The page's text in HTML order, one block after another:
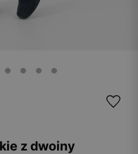
z dwoiny